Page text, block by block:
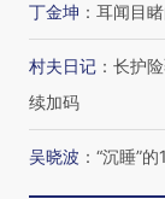
丁金坤 ： 耳闻目
村夫日记 ： 长护
续加码
吴晓波 ： “沉睡”